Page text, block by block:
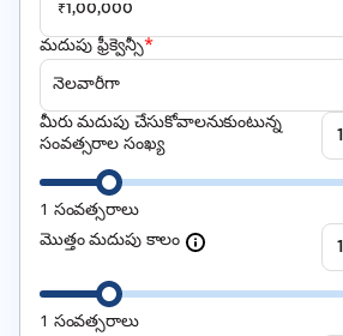
మదుపు ఫ్రీక్వెన్సీ*
నెలవారీగా
మీరు మదుపు చేసుకోవాలనుకుంటున్న
సంవత్సరాల సంఖ్య
1 సంవత్సరాలు
మొత్తం మదుపు కాలం
1 సంవత్సరాలు